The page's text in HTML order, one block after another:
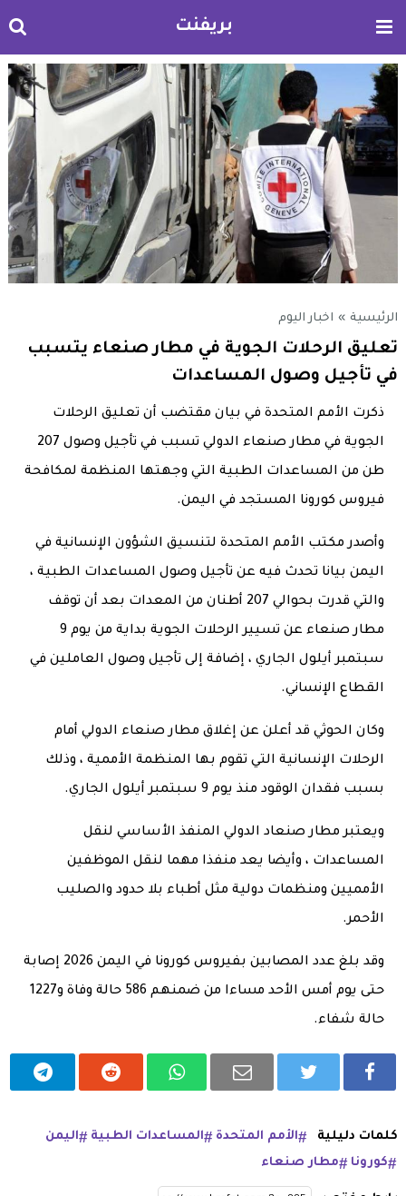
بريفنت
الرئيسية » اخبار اليوم
تعليق الرحلات الجوية في مطار صنعاء يتسبب
في تأجيل وصول المساعدات
ذكرت الأمم المتحدة في بيان مقتضب أن تعليق الرحلات
الجوية في مطار صنعاء الدولي تسبب في تأجيل وصول 207
طن من المساعدات الطبية التي وجهتها المنظمة لمكافحة
فيروس كورونا المستجد في اليمن.
وأصدر مكتب الأمم المتحدة لتنسيق الشؤون الإنسانية في
اليمن بيانا تحدث فيه عن تأجيل وصول المساعدات الطبية ،
والتي قدرت بحوالي 207 أطنان من المعدات بعد أن توقف
مطار صنعاء عن تسيير الرحلات الجوية بداية من يوم 9
سبتمبر أيلول الجاري ، إضافة إلى تأجيل وصول العاملين في
القطاع الإنساني.
وكان الحوثي قد أعلن عن إغلاق مطار صنعاء الدولي أمام
الرحلات الإنسانية التي تقوم بها المنظمة الأممية ، وذلك
بسبب فقدان الوقود منذ يوم 9 سبتمبر أيلول الجاري.
ويعتبر مطار صنعاد الدولي المنفذ الأساسي لنقل
المساعدات ، وأيضا يعد منفذا مهما لنقل الموظفين
الأمميين ومنظمات دولية مثل أطباء بلا حدود والصليب
الأحمر.
وقد بلغ عدد المصابين بفيروس كورونا في اليمن 2026 إصابة
حتى يوم أمس الأحد مساءا من ضمنهم 586 حالة وفاة و1227
حالة شفاء.
كلمات دليلية الأمم المتحدة المساعدات الطبية
اليمن
كورونا
مطار صنعاء